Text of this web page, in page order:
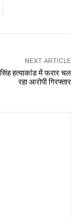
NEXT ARTICLE
हत्याकांड में फरार चल
रहा आरोपी गिरफ्तार